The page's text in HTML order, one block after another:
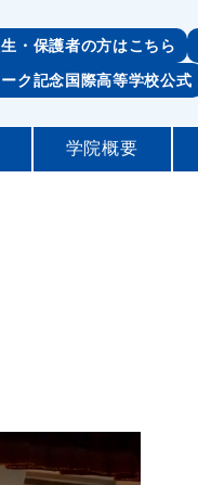
・保護者の方はこちら
ク記念国際高等学校公式
学院概要